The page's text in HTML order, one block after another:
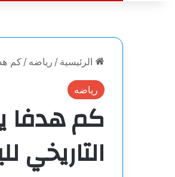
الرئيسية / رياضه / كم
رياضه
كم هدفا
التاريخي